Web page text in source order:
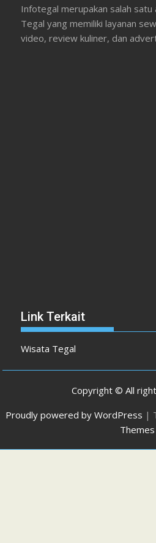
Infotegal merupakan salah satu
Tegal yang memiliki layanan
video, review kuliner, dan
Link Terkait
Wisata Tegal
Copyright © All
Proudly powered by WordPress |
Themes